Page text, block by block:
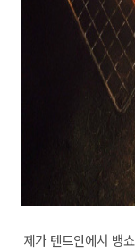
제가 텐트안에서 뱅